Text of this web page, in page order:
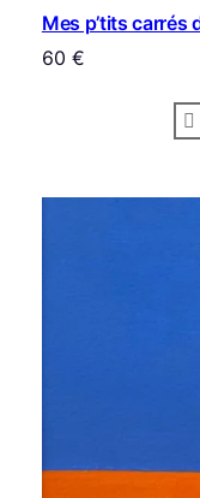
Mes p’tits carrés
60 €